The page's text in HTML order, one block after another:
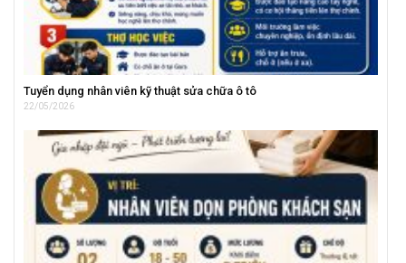
Tuyển dụng nhân viên kỹ thuật sửa chữa ô tô
22/05/2026